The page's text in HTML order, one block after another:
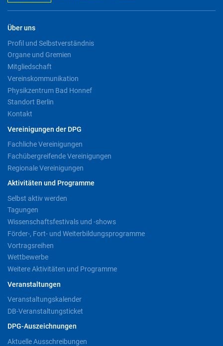
Über uns
Profil und Selbstverständnis
Organe und Gremien
Mitgliedschaft
Vereinskommunikation
Physikzentrum Bad Honnef
Standort Berlin
Kontakt
Vereinigungen der DPG
Fachliche Vereinigungen
Fachübergreifende Vereinigungen
Regionale Vereinigungen
Aktivitäten und Programme
Selbst aktiv werden
Tagungen
Wissenschaftsfestivals und -shows
Förder-, Fort- und Weiterbildungsprogramme
Vortragsreihen
Wettbewerbe
Weitere Aktivitäten und Programme
Veranstaltungen
Veranstaltungskalender
DB-Veranstaltungsticket
DPG-Auszeichnungen
Aktuelle Ausschreibungen